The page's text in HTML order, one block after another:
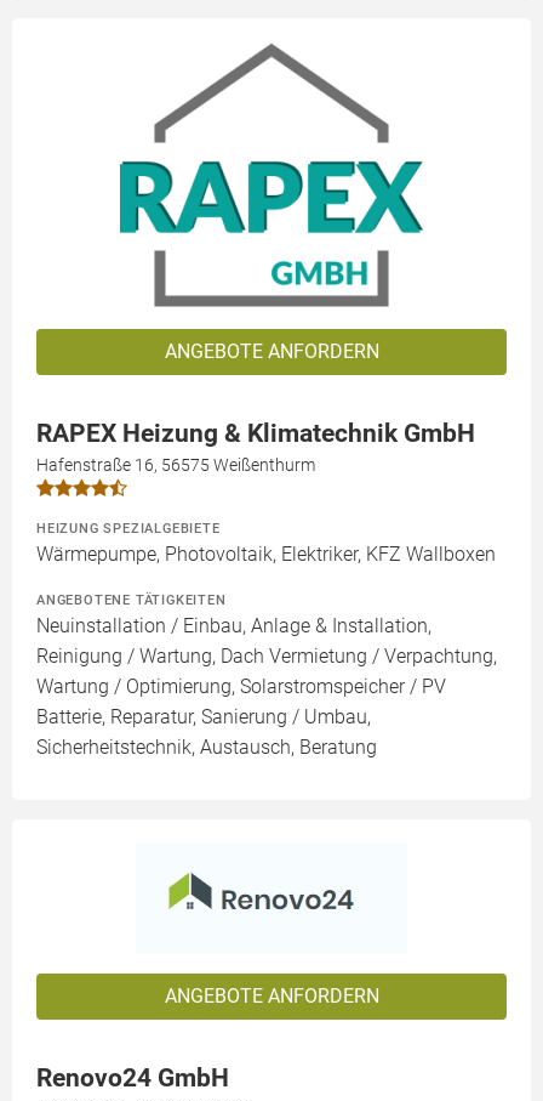
ANGEBOTE ANFORDERN
RAPEX Heizung & Klimatechnik GmbH
Hafenstraße 16, 56575 Weißenthurm
HEIZUNG SPEZIALGEBIETE
Wärmepumpe, Photovoltaik, Elektriker, KFZ Wallboxen
ANGEBOTENE TÄTIGKEITEN
Neuinstallation / Einbau, Anlage & Installation,
Reinigung / Wartung, Dach Vermietung / Verpachtung,
Wartung / Optimierung, Solarstromspeicher / PV
Batterie, Reparatur, Sanierung / Umbau,
Sicherheitstechnik, Austausch, Beratung
ANGEBOTE ANFORDERN
Renovo24 GmbH